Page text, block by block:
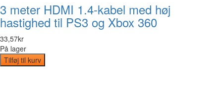
3 meter HDMI 1.4-kabel med høj
hastighed til PS3 og Xbox 360
33,57kr
På lager
Tilføj til kurv